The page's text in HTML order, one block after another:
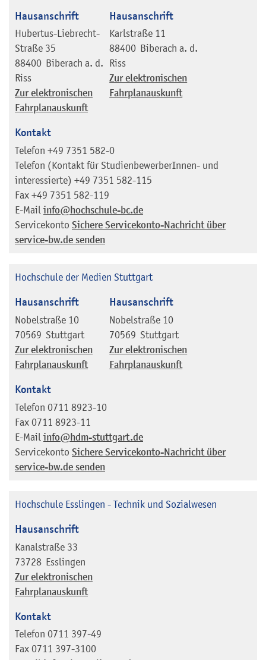
Hausanschrift
Hubertus-Liebrecht-
Straße 35
88400 Biberach a. d.
Riss
Zur elektronischen
Fahrplanauskunft
Hausanschrift
Karlstraße 11
88400 Biberach a. d.
Riss
Zur elektronischen
Fahrplanauskunft
Kontakt
Telefon +49 7351 582-0
Telefon (Kontakt für StudienbewerberInnen- und
interessierte) +49 7351 582-115
Fax +49 7351 582-119
E-Mail info@hochschule-bc.de
Servicekonto Sichere Servicekonto-Nachricht über
service-bw.de senden
Hochschule der Medien Stuttgart
Hausanschrift
Nobelstraße 10
70569 Stuttgart
Zur elektronischen
Fahrplanauskunft
Hausanschrift
Nobelstraße 10
70569 Stuttgart
Zur elektronischen
Fahrplanauskunft
Kontakt
Telefon 0711 8923-10
Fax 0711 8923-11
E-Mail info@hdm-stuttgart.de
Servicekonto Sichere Servicekonto-Nachricht über
service-bw.de senden
Hochschule Esslingen - Technik und Sozialwesen
Hausanschrift
Kanalstraße 33
73728 Esslingen
Zur elektronischen
Fahrplanauskunft
Kontakt
Telefon 0711 397-49
Fax 0711 397-3100